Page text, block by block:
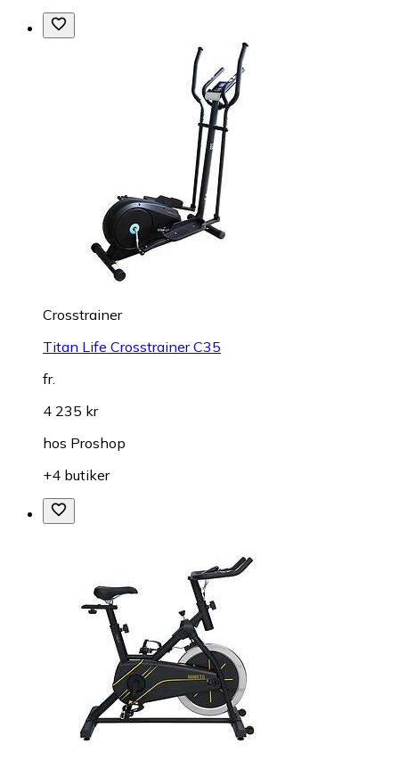
Crosstrainer
Titan Life Crosstrainer C35
fr.
4 235 kr
hos Proshop
+4 butiker